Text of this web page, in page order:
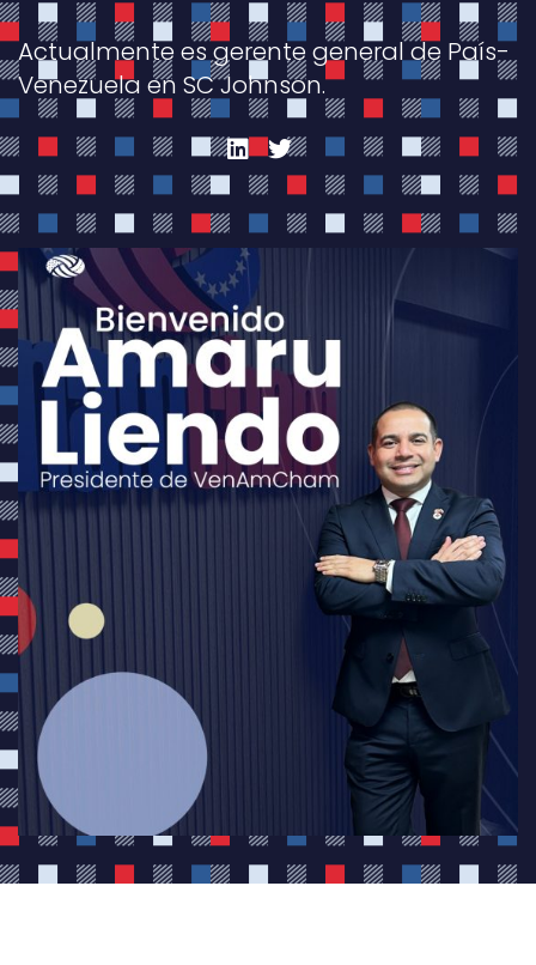
Actualmente es gerente general de País-
Venezuela en SC Johnson.